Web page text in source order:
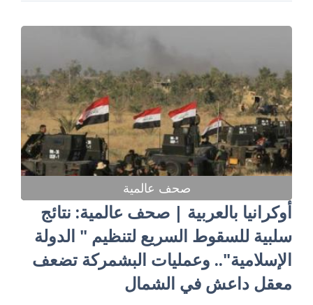
صحف عالمية
أوكرانيا بالعربية | صحف عالمية: نتائج
سلبية للسقوط السريع لتنظيم " الدولة
الإسلامية".. وعمليات البشمركة تضعف
معقل داعش في الشمال